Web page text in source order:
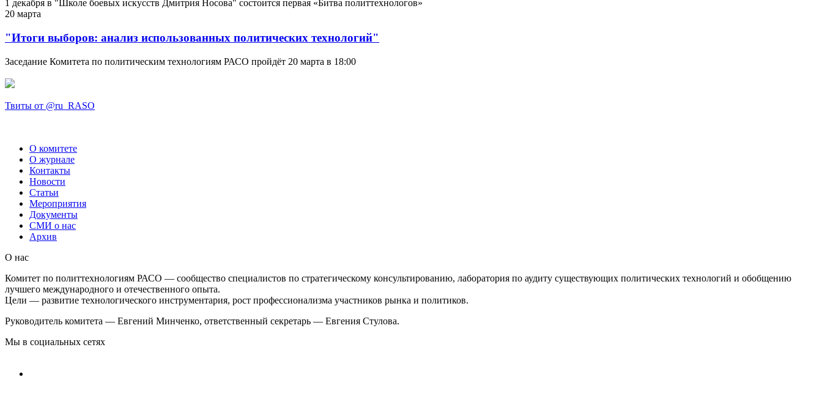
1 декабря в "Школе боевых искусств Дмитрия Носова" состоится первая «Битва политтехнологов»
20 марта
"Итоги выборов: анализ использованных политических технологий"
Заседание Комитета по политическим технологиям РАСО пройдёт 20 марта в 18:00
Твиты от @ru_RASO
О комитете
О журнале
Контакты
Новости
Статьи
Мероприятия
Документы
СМИ о нас
Архив
О нас
Комитет по политтехнологиям РАСО — сообщество специалистов по стратегическому консультированию, лаборатория по аудиту существующих политических технологий и обобщению
лучшего международного и отечественного опыта.
Цели — развитие технологического инструментария, рост профессионализма участников рынка и политиков.
Руководитель комитета — Евгений Минченко, ответственный секретарь — Евгения Стулова.
Мы в социальных сетях